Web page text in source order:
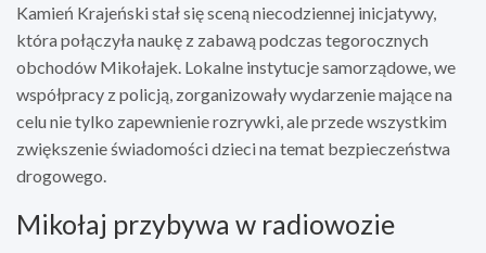
Kamień Krajeński stał się sceną niecodziennej inicjatywy,
która połączyła naukę z zabawą podczas tegorocznych
obchodów Mikołajek. Lokalne instytucje samorządowe, we
współpracy z policją, zorganizowały wydarzenie mające na
celu nie tylko zapewnienie rozrywki, ale przede wszystkim
zwiększenie świadomości dzieci na temat bezpieczeństwa
drogowego.
Mikołaj przybywa w radiowozie